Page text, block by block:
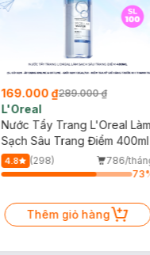
169.000 ₫289.000 ₫
L'Oreal
Nước Tẩy Trang L'Oreal Làm
Sạch Sâu Trang Điểm 400ml
4.8 (298)
786/
73
Thêm giỏ hàng